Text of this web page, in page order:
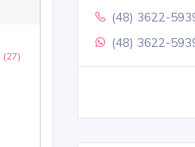
(27)
(48) 3622-
(48) 3622-